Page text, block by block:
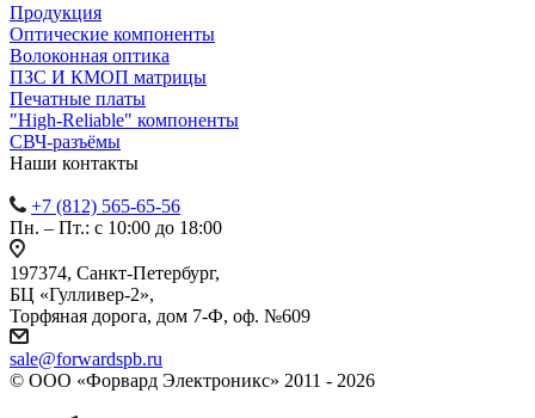
Продукция
Оптические компоненты
Волоконная оптика
ПЗС И КМОП матрицы
Печатные платы
"High-Reliable" компоненты
СВЧ-разъёмы
Наши контакты
+7 (812) 565-65-56
Пн. – Пт.: с 10:00 до 18:00
197374, Санкт-Петербург,
БЦ «Гулливер-2»,
Торфяная дорога, дом 7-Ф, оф. №609
sale@forwardspb.ru
© ООО «Форвард Электроникс» 2011 - 2026